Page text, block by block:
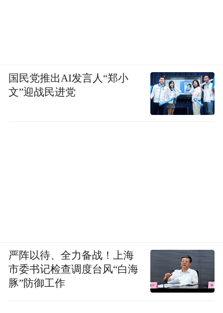
国民党推出AI发言人“郑小
文”迎战民进党
严阵以待、全力备战！上海
市委书记检查调度台风“白海
豚”防御工作